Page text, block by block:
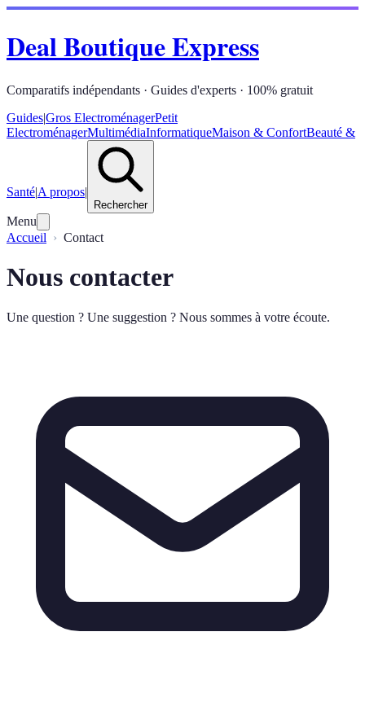
Deal Boutique Express
Comparatifs indépendants · Guides d'experts · 100% gratuit
Guides|Gros ElectroménagerPetit
ElectroménagerMultimédiaInformatiqueMaison & ConfortBeauté &
Santé|A propos|
Rechercher
Menu
Accueil
Contact
Nous contacter
Une question ? Une suggestion ? Nous sommes à votre écoute.